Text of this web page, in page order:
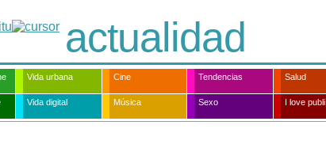
actualidad
Vida urbana Cine Tendencias Salud
Vida digital Música Sexo I love publi